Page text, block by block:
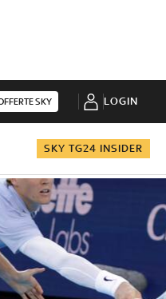
SKY LOGIN
SKY TG24 INSIDER